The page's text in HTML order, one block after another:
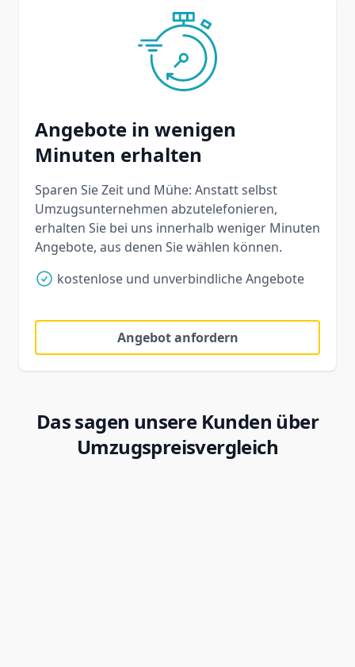
Angebote in wenigen
Minuten erhalten
Sparen Sie Zeit und Mühe: Anstatt selbst
Umzugsunternehmen abzutelefonieren,
erhalten Sie bei uns innerhalb weniger Minuten
Angebote, aus denen Sie wählen können.
kostenlose und unverbindliche Angebote
Angebot anfordern
Das sagen unsere Kunden über
Umzugspreisvergleich